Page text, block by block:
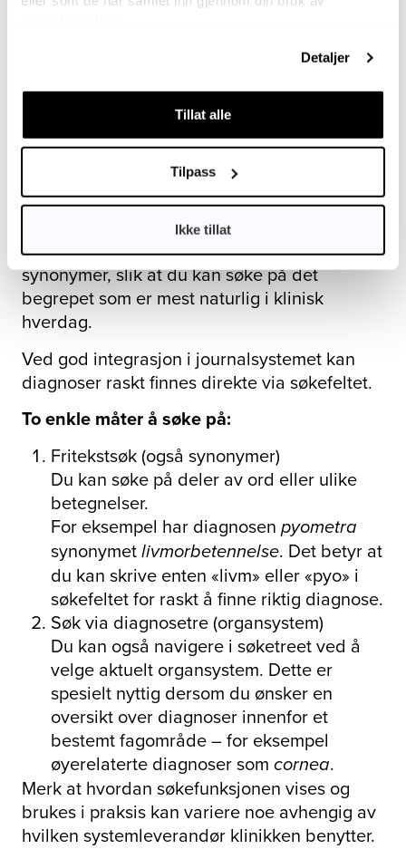
Detaljer
Tillat alle
Tilpass
Ikke tillat
kliniske forløpet og øker søkbarheten – internt
forsikringsselskap, samt i klinikkens statistikk
og i veterinærmedisinsk forskning.
Hvordan søker jeg i Pyramidion?
Pyramidion er utviklet med effektive og
fleksible søkefunksjoner som gjør det enkelt å
finne riktig diagnose. Systemet inneholder
både vitenskapelige diagnoser og tilhørende
synonymer, slik at du kan søke på det
begrepet som er mest naturlig i klinisk
hverdag.
Ved god integrasjon i journalsystemet kan
diagnoser raskt finnes direkte via søkefeltet.
To enkle måter å søke på:
Fritekstsøk (også synonymer)
Du kan søke på deler av ord eller ulike
betegnelser.
For eksempel har diagnosen pyometra
synonymet livmorbetennelse. Det betyr at
du kan skrive enten «livm» eller «pyo» i
søkefeltet for raskt å finne riktig diagnose.
Søk via diagnosetre (organsystem)
Du kan også navigere i søketreet ved å
velge aktuelt organsystem. Dette er
spesielt nyttig dersom du ønsker en
oversikt over diagnoser innenfor et
bestemt fagområde – for eksempel
øyerelaterte diagnoser som cornea.
Merk at hvordan søkefunksjonen vises og
brukes i praksis kan variere noe avhengig av
hvilken systemleverandør klinikken benytter.